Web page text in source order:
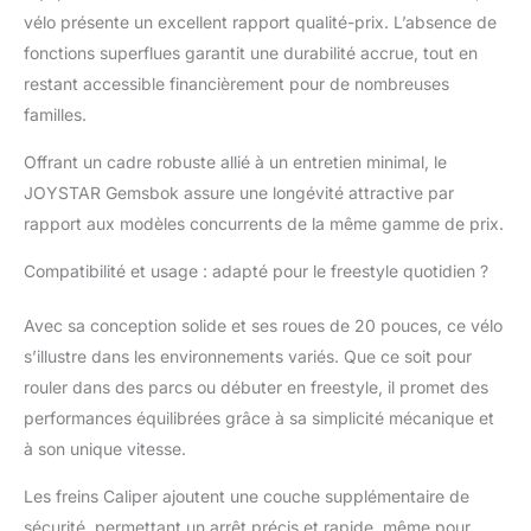
supérieur de 19,9", ce
vélo BMX pour enfant
route, le parc ou les
L'entraînement à
vitesse unique dispose
d'une manivelle
avec un plateau de 36
selle arrière et le levier
assurent un contrôle
précis de la vitesse.
Jeu de roues fiable : le
2,125" montés sur des
vélo présente un excellent rapport qualité-prix. L’absence de
fonctions superflues garantit une durabilité accrue, tout en
restant accessible financièrement pour de nombreuses
familles.
Offrant un cadre robuste allié à un entretien minimal, le
JOYSTAR Gemsbok assure une longévité attractive par
rapport aux modèles concurrents de la même gamme de prix.
Compatibilité et usage : adapté pour le freestyle quotidien ?
Avec sa conception solide et ses roues de 20 pouces, ce vélo
s’illustre dans les environnements variés. Que ce soit pour
rouler dans des parcs ou débuter en freestyle, il promet des
performances équilibrées grâce à sa simplicité mécanique et
à son unique vitesse.
Les freins Caliper ajoutent une couche supplémentaire de